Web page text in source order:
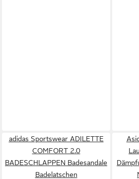
adidas Sportswear ADILETTE
COMFORT 2.0
BADESCHLAPPEN Badesandale
Badelatschen